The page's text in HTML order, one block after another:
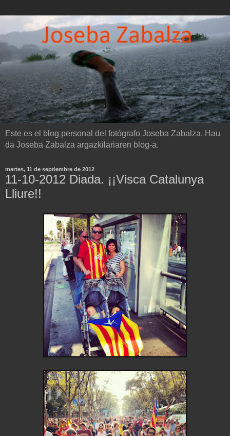
Este es el blog personal del fotógrafo Joseba Zabalza. Hau
da Joseba Zabalza argazkilariaren blog-a.
martes, 11 de septiembre de 2012
11-10-2012 Diada. ¡¡Visca Catalunya
Lliure!!